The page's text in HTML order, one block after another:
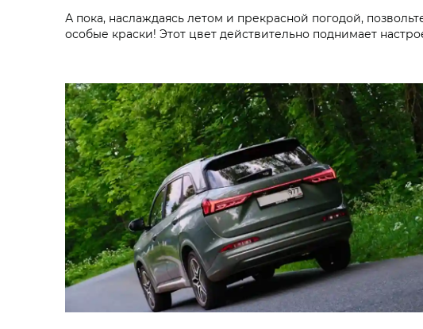
А пока, наслаждаясь летом и прекрасной погодой,
особые краски! Этот цвет действительно поднимает